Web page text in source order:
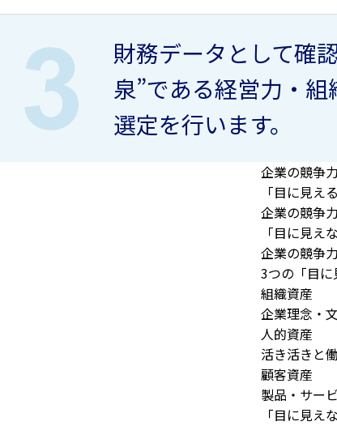
財務データとして確
泉”である経営力・
選定を行います。
企業の競争
「目に見え
企業の競争
「目に見え
企業の競争
3つの「目に
組織資産
企業理念・
人的資産
活き活きと
顧客資産
製品・サー
「目に見え